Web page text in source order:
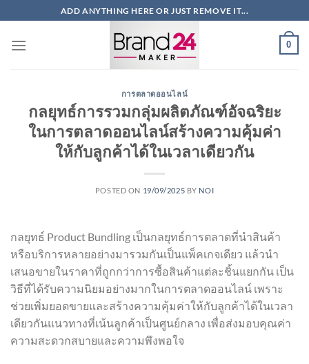
ไป
ADD ANYTHING HERE OR JUST REMOVE IT...
0
การตลาดออนไลน์
กลยุทธ์การรวมกลุ่มผลิตภัณฑ์อัจฉริยะ
ในการตลาดออนไลน์สร้างความคุ้มค่า
ให้กับลูกค้าได้ในเวลาเดียวกัน
POSTED ON 19/09/2025 BY NOI
กลยุทธ์ Product Bundling เป็นกลยุทธ์การตลาดที่นำสินค้า
หรือบริการหลายอย่างมารวมกันเป็นแพ็คเกจเดียว แล้วนำ
เสนอขายในราคาที่ถูกกว่าการซื้อสินค้าแต่ละชิ้นแยกกัน เป็น
วิธีที่ได้รับความนิยมอย่างมากในการตลาดออนไลน์ เพราะ
ช่วยเพิ่มยอดขายและสร้างความคุ้มค่าให้กับลูกค้าได้ในเวลา
เดียวกันแนวทางที่เน้นลูกค้าเป็นศูนย์กลาง เพื่อส่งมอบคุณค่า
ความสะดวกสบายและความพึงพอใจ